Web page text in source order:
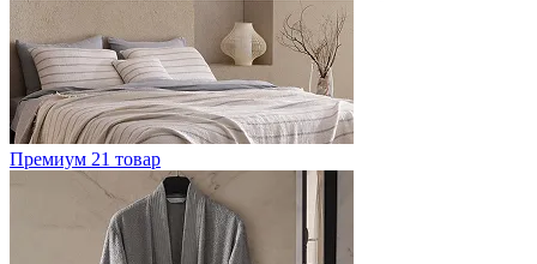
Премиум 21 товар